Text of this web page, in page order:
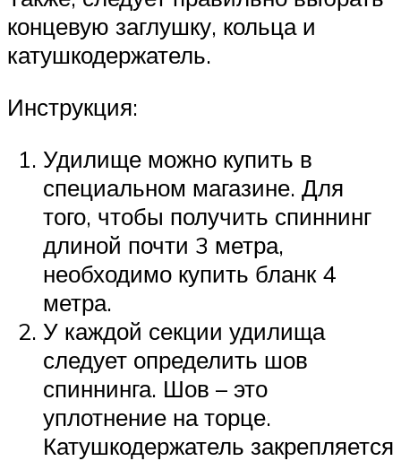
концевую заглушку, кольца и
катушкодержатель.
Инструкция:
Удилище можно купить в
специальном магазине. Для
того, чтобы получить спиннинг
длиной почти 3 метра,
необходимо купить бланк 4
метра.
У каждой секции удилища
следует определить шов
спиннинга. Шов – это
уплотнение на торце.
Катушкодержатель закрепляется